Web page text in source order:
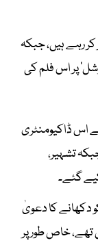
کر رہے ہیں، جبکہ
پر اس فلم کی
اس ڈاکیومنٹری
جبکہ تشہیر،
دکھانے کا دعویٰ
خاص طور پر